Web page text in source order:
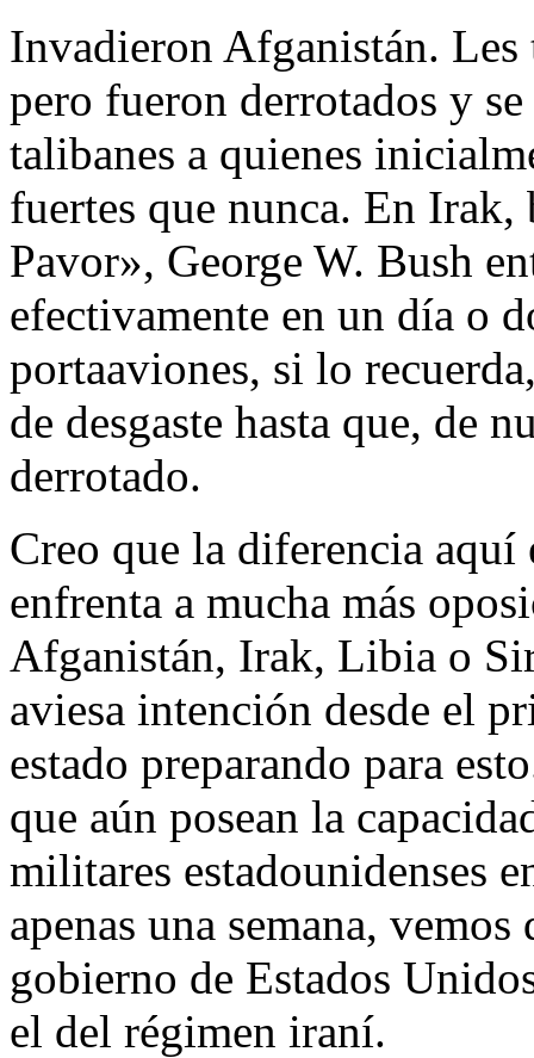
Invadieron Afganistán. Les
pero fueron derrotados y
talibanes a quienes
fuertes que nunca. En
Pavor», George W. Bush
efectivamente en un día o
portaaviones, si lo
de desgaste hasta que, de
derrotado.
Creo que la diferencia aquí
enfrenta a mucha más
Afganistán, Irak, Libia o
aviesa intención desde el
estado preparando para
que aún posean la
militares estadounidenses
apenas una semana,
gobierno de Estados
el del régimen iraní.